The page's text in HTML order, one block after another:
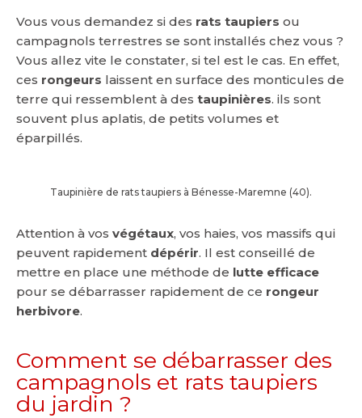
Vous vous demandez si des rats taupiers ou
campagnols terrestres se sont installés chez vous ?
Vous allez vite le constater, si tel est le cas. En effet,
ces rongeurs laissent en surface des monticules de
terre qui ressemblent à des taupinières. ils sont
souvent plus aplatis, de petits volumes et
éparpillés.
Taupinière de rats taupiers à Bénesse-Maremne (40).
Attention à vos végétaux, vos haies, vos massifs qui
peuvent rapidement dépérir. Il est conseillé de
mettre en place une méthode de lutte efficace
pour se débarrasser rapidement de ce rongeur
herbivore.
Comment se débarrasser des
campagnols et rats taupiers
du jardin ?